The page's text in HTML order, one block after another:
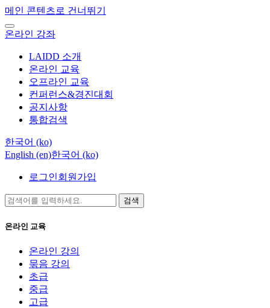
메인 콘텐츠로 건너뛰기
온라인 강좌
LAIDD 소개
온라인 교육
오프라인 교육
컨퍼런스&경진대회
공지사항
통합검색
한국어 ‎(ko)‎
English ‎(en)‎한국어 ‎(ko)‎
로그인회원가입
검색
온라인 교육
온라인 강의
묶음 강의
초급
중급
고급